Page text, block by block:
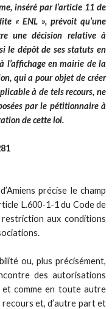
inséré par l’article 11 de
« ENL », prévoit qu’une
une décision relative à
le dépôt de ses statuts en
l’affichage en mairie de la
qui a pour objet de créer
à de tels recours, ne
par le pétitionnaire à
de cette loi.
précise le champ
L.600-1-1 du Code de
aux conditions
ou, plus précisément,
des autorisations
et comme en toute autre
et, d’autre part et